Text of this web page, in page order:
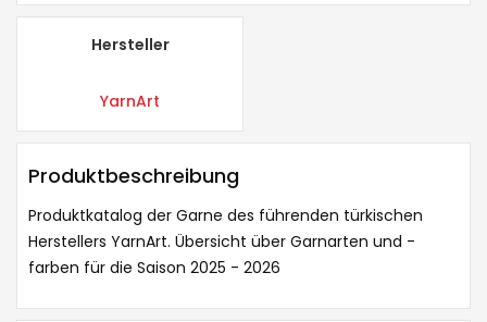
Hersteller
YarnArt
Produktbeschreibung
Produktkatalog der Garne des führenden türkischen
Herstellers YarnArt. Übersicht über Garnarten und -
farben für die Saison 2025 - 2026